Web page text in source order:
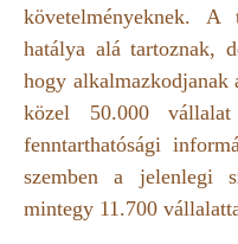
követelményeknek.
hatálya alá tartoznak,
hogy alkalmazkodjanak
közel 50.000
fenntarthatósági
szemben a jelenlegi
mintegy 11.700